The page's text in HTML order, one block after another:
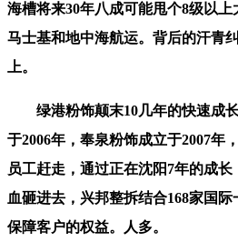
海槽将来30年八成可能甩个8级以
马士基和地中海航运。背后的汗青
上。
绿港粉饰颠末10几年的快速成长
于2006年，奉泉粉饰成立于2007年
员工赶走，通过正在沈阳7年的成
血砸进去，兴邦整拆结合168家国
保障客户的权益。人多。